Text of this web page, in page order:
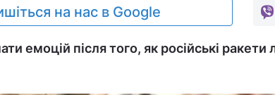
на нас в Google
емоцій після того, як російські